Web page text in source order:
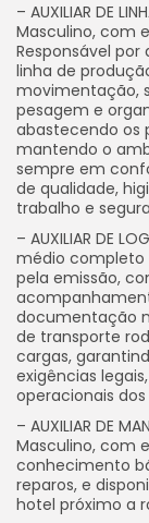
– AUXILIAR DE
Masculino, com
Responsável por
linha de
movimentação,
pesagem e
abastecendo os
mantendo o
sempre em
de qualidade,
trabalho e
– AUXILIAR DE
médio completo
pela emissão,
documentação
de transporte
cargas,
exigências
operacionais
– AUXILIAR DE
Masculino, com
conhecimento
reparos, e
hotel próximo a